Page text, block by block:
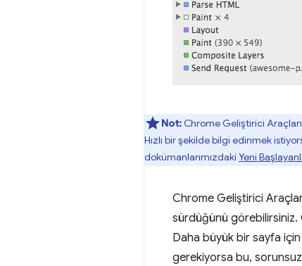
Not: Chrome Geliştirici
Hızlı bir şekilde bilgi edinmek
dokümanlarımızdaki Yeni
Chrome Geliştirici
sürdüğünü görebilirsiniz.
Daha büyük bir sayfa için
gerekiyorsa bu,